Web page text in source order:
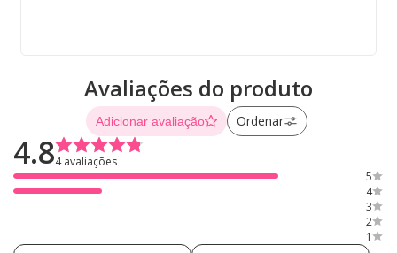
Avaliações do produto
Adicionar avaliação Ordenar
4.84 avaliações
5
4
3
2
1